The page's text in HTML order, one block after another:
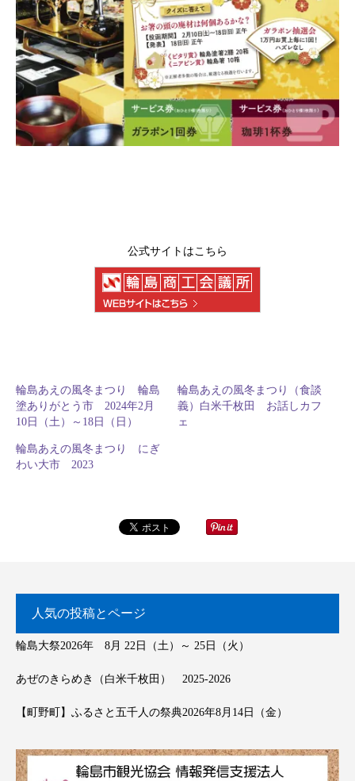
公式サイトはこちら
輪島あえの風冬まつり 輪島
塗ありがとう市 2024年2月
10日（土）～18日（日）
輪島あえの風冬まつり（食談
義）白米千枚田 お話しカフ
ェ
輪島あえの風冬まつり にぎ
わい大市 2023
人気の投稿とページ
輪島大祭2026年 8月 22日（土）～ 25日（火）
あぜのきらめき（白米千枚田） 2025-2026
【町野町】ふるさと五千人の祭典2026年8月14日（金）